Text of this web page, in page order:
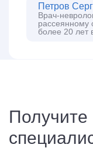
Петров
Врач-
рассеянному
более 20 лет
Получите